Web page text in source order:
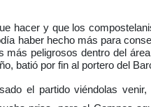
hacer y que los
haber hecho más para
más peligrosos dentro del
batió por fin al portero del
el partido viéndolas